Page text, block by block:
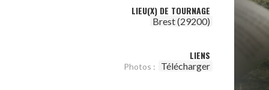
LIEU(X) DE TOURNAGE
Brest (29200)
LIENS
Photos : Télécharger